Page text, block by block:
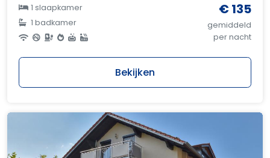
1 slaapkamer
1 badkamer
€ 135
gemiddeld
per nacht
Bekijken